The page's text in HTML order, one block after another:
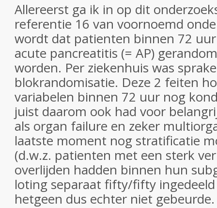
Allereerst ga ik in op dit
referentie 16 van voornoemd
wordt dat patienten binnen 72
acute pancreatitis (= AP)
worden. Per ziekenhuis was
blokrandomisatie. Deze 2 feiten
variabelen binnen 72 uur nog
juist daarom ook had voor
als organ failure en zeker
laatste moment nog stratificatie
(d.w.z. patienten met een sterk
overlijden hadden binnen hun
loting separaat fifty/fifty
hetgeen dus echter niet gebeurde.